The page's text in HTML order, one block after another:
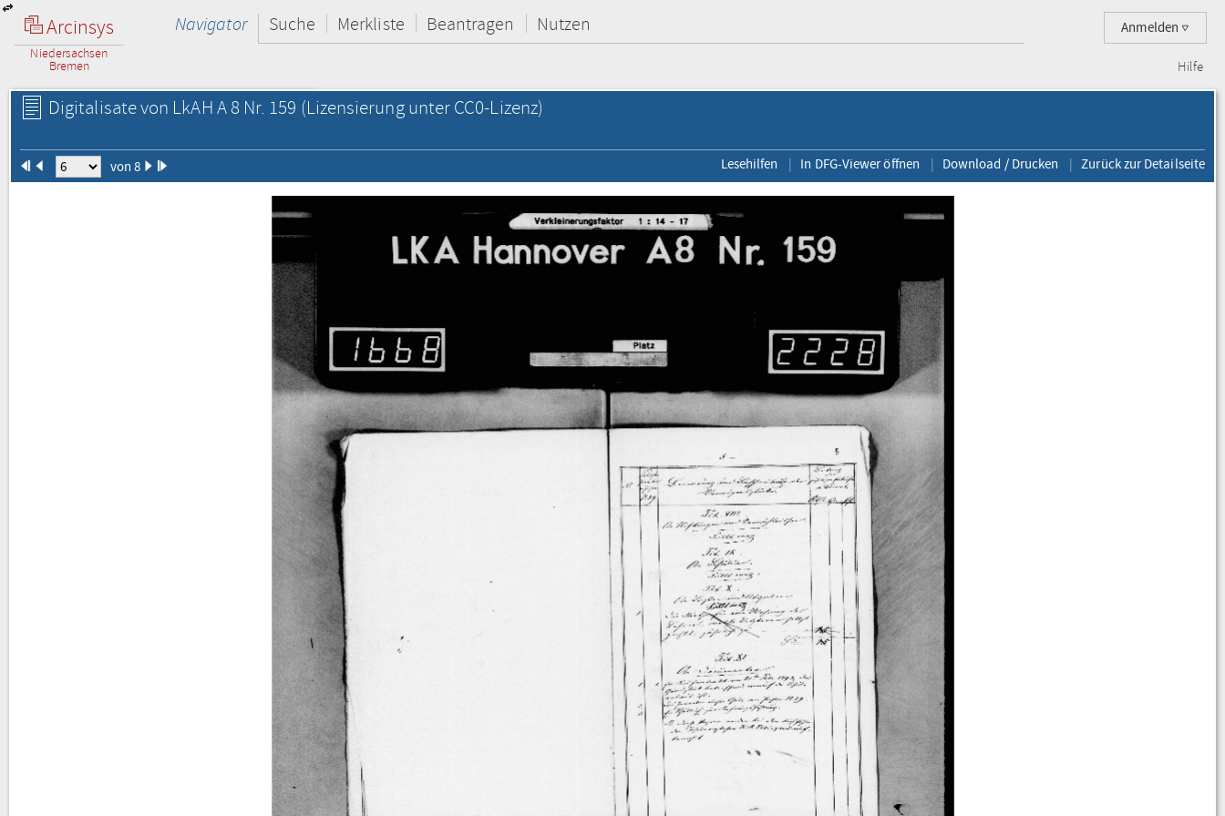
Arcinsys
Niedersachsen
Bremen
Anmelden
Navigator Suche Merkliste Beantragen Nutzen
Hilfe
Digitalisate von LkAH A 8 Nr. 159 (Lizensierung unter CC0-Lizenz)
von 8 Lesehilfen In DFG-Viewer öffnen Download / Drucken Zurück zur Detailseite